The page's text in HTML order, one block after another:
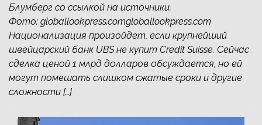
Блумберг со ссылкой на источники.
Фото: globallookpress.comgloballookpress.com
Национализация произойдет, если крупнейший
швейцарский банк UBS не купит Credit Suisse. Сейчас
сделка ценой 1 млрд долларов обсуждается, но ей
могут помешать слишком сжатые сроки и другие
сложности […]